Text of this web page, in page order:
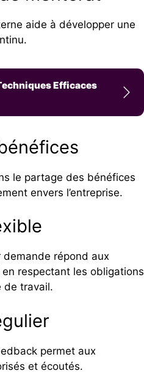
aide à développer une
Efficaces
le partage des bénéfices
envers l’entreprise.
répond aux
respectant les obligations
de travail.
permet aux
et écoutés.